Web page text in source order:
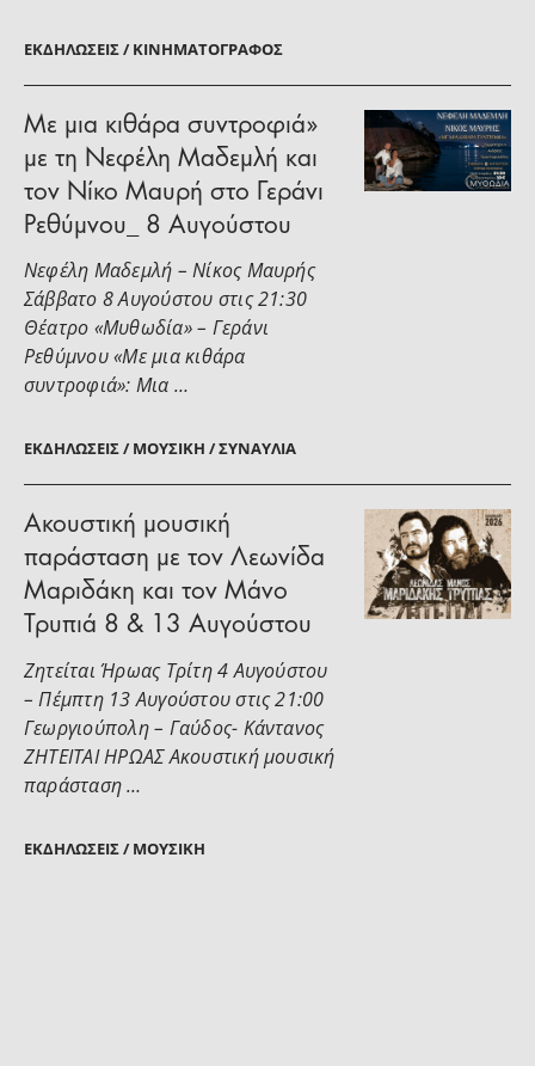
ΕΚΔΗΛΏΣΕΙΣ / ΚΙΝΗΜΑΤΟΓΡΆΦΟΣ
ΕΚΔΗΛΏΣΕΙΣ / ΜΟΥΣΙΚΉ / ΣΥΝΑΥΛΊΑ
Με μια κιθάρα συντροφιά»
με τη Νεφέλη Μαδεμλή και
τον Νίκο Μαυρή στο Γεράνι
Ρεθύμνου_ 8 Αυγούστου
Νεφέλη Μαδεμλή – Νίκος Μαυρής
Σάββατο 8 Αυγούστου στις 21:30
Θέατρο «Μυθωδία» – Γεράνι
Ρεθύμνου «Με μια κιθάρα
συντροφιά»: Μια …
ΕΚΔΗΛΏΣΕΙΣ / ΜΟΥΣΙΚΉ
Ακουστική μουσική
παράσταση με τον Λεωνίδα
Μαριδάκη και τον Μάνο
Τρυπιά 8 & 13 Αυγούστου
Ζητείται Ήρωας Τρίτη 4 Αυγούστου
– Πέμπτη 13 Αυγούστου στις 21:00
Γεωργιούπολη – Γαύδος- Κάντανος
ΖΗΤΕΙΤΑΙ ΗΡΩΑΣ Ακουστική μουσική
παράσταση …